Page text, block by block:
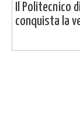
Il Politecnico
conquista la